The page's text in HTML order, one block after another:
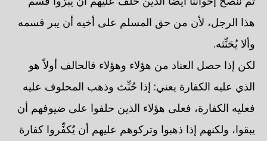
هذا الرجل، لأن من حق المسلم على أخيه أن يبر قسمه
وألا يُحَنِّثه.
لكن إذا حصل العناد من هؤلاء وهؤلاء فالحالف أولاً هو
الذي عليه الكفارة يعني: إذا حُنِّث وذهب المحلوف عليه
فعليه الكفارة، فعلى هؤلاء الذين حلفوا على ضيوفهم أن
يبقوا، ولكنهم إذا ذهبوا وتركوهم عليهم أن يُكفِّروا كفارة